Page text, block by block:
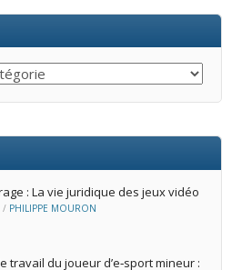
: La vie juridique des jeux vidéo
/ PHILIPPE MOURON
travail du joueur d’e‑sport mineur :